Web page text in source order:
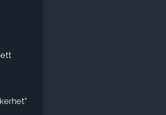
ett